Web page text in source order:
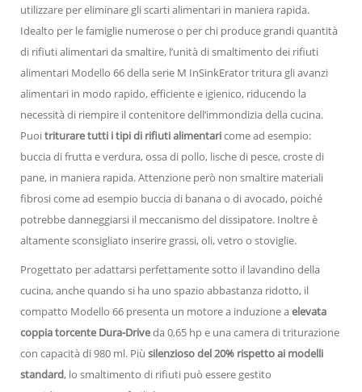
utilizzare per eliminare gli scarti alimentari in maniera rapida.
Idealto per le famiglie numerose o per chi produce grandi quantità
di rifiuti alimentari da smaltire, l’unità di smaltimento dei rifiuti
alimentari Modello 66 della serie M InSinkErator tritura gli avanzi
alimentari in modo rapido, efficiente e igienico, riducendo la
necessità di riempire il contenitore dell’immondizia della cucina.
Puoitriturare tutti i tipi di rifiuti alimentaricome ad esempio:
buccia di frutta e verdura, ossa di pollo, lische di pesce, croste di
pane, in maniera rapida. Attenzione però non smaltire materiali
fibrosi come ad esempio buccia di banana o di avocado, poiché
potrebbe danneggiarsi il meccanismo del dissipatore. Inoltre è
altamente sconsigliato inserire grassi, oli, vetro o stoviglie.
Progettato per adattarsi perfettamente sotto il lavandino della
cucina, anche quando si ha uno spazio abbastanza ridotto, il
compatto Modello 66 presenta un motore a induzione aelevata
coppia torcente Dura-Driveda 0,65 hp e una camera di triturazione
con capacità di 980 ml. Più silenzioso del 20% rispetto ai modelli
standard, lo smaltimento di rifiuti può essere gestito